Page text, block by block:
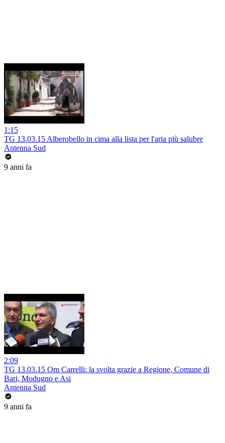
1:15
TG 13.03.15 Alberobello in cima alla lista per l'aria più salubre
Antenna Sud
9 anni fa
2:09
TG 13.03.15 Om Carrelli: la svolta grazie a Regione, Comune di
Bari, Modugno e Asi
Antenna Sud
9 anni fa